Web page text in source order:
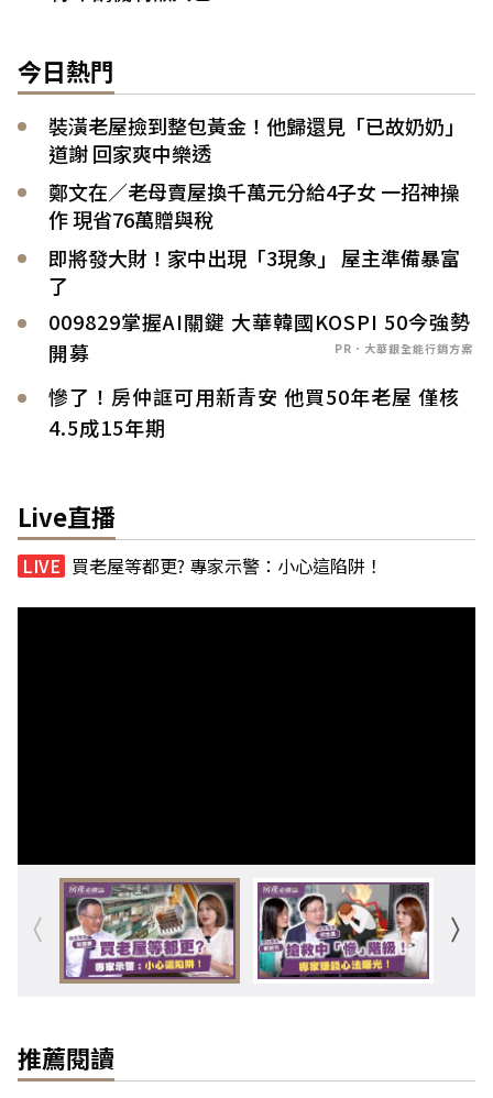
今日熱門
裝潢老屋撿到整包黃金！他歸還見「已故奶奶」
道謝 回家爽中樂透
鄭文在／老母賣屋換千萬元分給4子女 一招神操
作 現省76萬贈與稅
即將發大財！家中出現「3現象」 屋主準備暴富
了
009829掌握AI關鍵 大華韓國KOSPI 50今強勢
開募
PR．大華銀全能行銷方案
慘了！房仲誆可用新青安 他買50年老屋 僅核
4.5成15年期
Live直播
買老屋等都更? 專家示警：小心這陷阱！
推薦閱讀